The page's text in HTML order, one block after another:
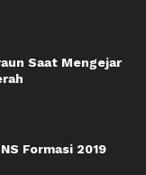
Saat Mengejar
Formasi 2019